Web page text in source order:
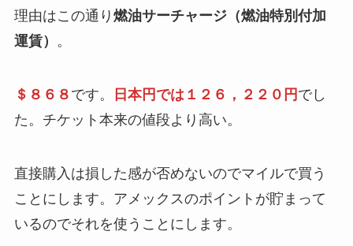
理由はこの通り 燃油サーチャージ（燃油特別付加
運賃） 。
＄８６８ です。 日本円では１２６，２２０円 でし
た。チケット本来の値段より高い。
直接購入は損した感が否めないのでマイルで買う
ことにします。アメックスのポイントが貯まって
いるのでそれを使うことにします。